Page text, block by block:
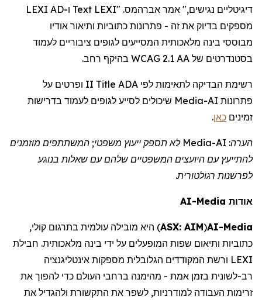
דיגיטליים נגישים," אמר אברהמס. "LEXI
Text
ו-LEXI AD
מספקים בדיוק את זה - פתרונות כתוביות ותיאור אודיו
מבוססי בינה מלאכותית המסייעים לגופים ציבוריים לעמוד
בסטנדרטים של WCAG 2.1 AA בהיקף רחב.
רשימת הבדיקה לתאימות לפי ADA Title
II ופרטים על
פתרונות AI-
Media שיכולים לסייע לגופים לעמוד בדרישות
זמינים כאן.
הערה: AI- Media לא תספק ייעוץ משפטי; המשתתפים מוזמנים
להתייעץ עם היועצים המשפטיים שלהם עם שאלות בנוגע
לפרשנות רגולטורית.
אודות AI-Media
AI-Media
(
ASX: AIM
) היא מובילה עולמית בתרגום קולי,
כתוביות ותיאום שפות המופעלים על ידי בינה מלאכותית. חבילת
LEXI ורשת המקודדים הגלובלית מספקות אינטליגנציה
רב-לשונית בזמן אמת - מהימנה ברחבי העולם כדי להפוך את
זרימות העבודה למודרניות, לשפר את התקשורת ולהגדיל את